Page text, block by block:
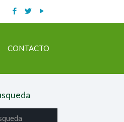
CONTACTO